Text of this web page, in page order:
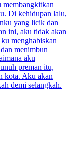
membangkitkan
Di kehidupan lalu,
yang licik dan
ini, aku tidak akan
menghabiskan
menimbun
aku
preman itu,
kota. Aku akan
demi selangkah.